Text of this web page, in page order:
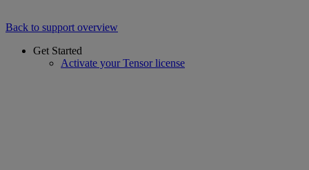
Back to support overview
Get Started
Activate your Tensor license